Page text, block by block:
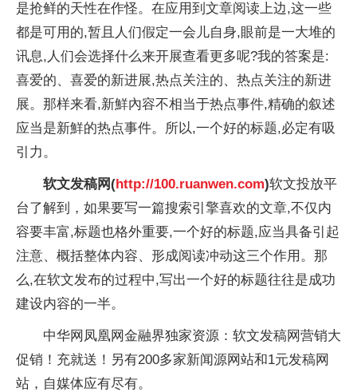
是抢鲜的天性在作怪。在应用到文章阅读上边,这一些
都是可用的,暂且人们假定一会儿自身,眼前是一大堆的
讯息,人们会选择什么来开展查看更多呢?我的答案是:
喜爱的、喜爱的新进展,热点关注的、热点关注的新进
展。那样来看,新鮮內容不相当于热点事件,精确的叙述
应当是新鮮的热点事件。所以,一个好的标题,必定有吸
引力。
软文发稿网(http://100.ruanwen.com)软文投放平
台了解到，如果要写一篇搜索引擎喜欢的文章,不仅内
容要丰富,标题也格外重要,一个好的标题,应当具备引起
注意、概括整体内容、形成阅读冲动这三个作用。那
么,在软文发布的过程中,写出一个好的标题往往是成功
建设内容的一半。
中华网凤凰网金融界独家资源：软文发稿网营销大
促销！充就送！另有200多家新闻源网站和1元发稿网
站，自媒体应有尽有。